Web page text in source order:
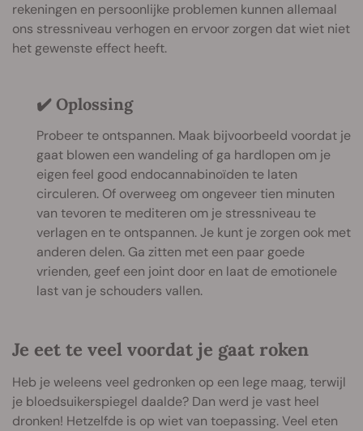
rekeningen en persoonlijke problemen kunnen allemaal
ons stressniveau verhogen en ervoor zorgen dat wiet niet
het gewenste effect heeft.
✔️ Oplossing
Probeer te ontspannen. Maak bijvoorbeeld voordat je
gaat blowen een wandeling of ga hardlopen om je
eigen feel good endocannabinoïden te laten
circuleren. Of overweeg om ongeveer tien minuten
van tevoren te mediteren om je stressniveau te
verlagen en te ontspannen. Je kunt je zorgen ook met
anderen delen. Ga zitten met een paar goede
vrienden, geef een joint door en laat de emotionele
last van je schouders vallen.
Je eet te veel voordat je gaat roken
Heb je weleens veel gedronken op een lege maag, terwijl
je bloedsuikerspiegel daalde? Dan werd je vast heel
dronken! Hetzelfde is op wiet van toepassing. Veel eten